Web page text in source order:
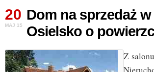
20
MAJ 15
Dom na sprzedaż
Osielsko o
Z